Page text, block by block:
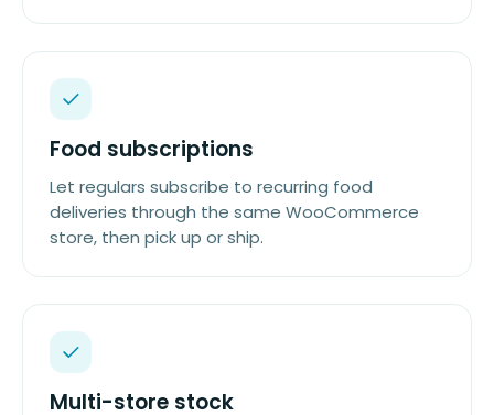
Food subscriptions
Let regulars subscribe to recurring food
deliveries through the same WooCommerce
store, then pick up or ship.
Multi-store stock